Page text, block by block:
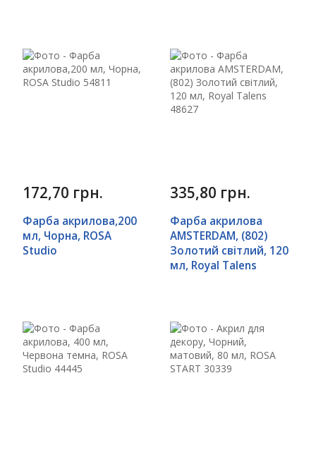
172,70 грн.
Фарба акрилова,200
мл, Чорна, ROSA
Studio
335,80 грн.
Фарба акрилова
AMSTERDAM, (802)
Золотий світлий, 120
мл, Royal Talens